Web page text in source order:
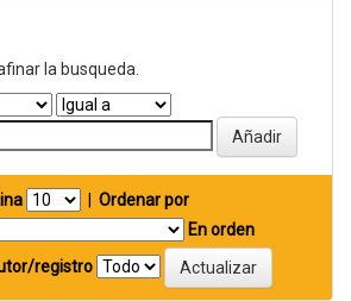
la busqueda.
Ordenar por
En orden
registro